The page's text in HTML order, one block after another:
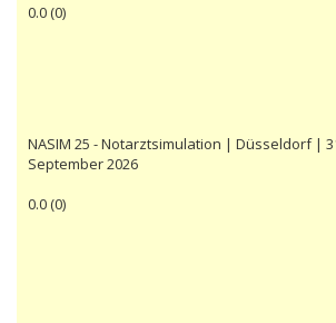
0.0(0)
NASIM 25 - Notarztsimulation | Düsseldorf |
September 2026
0.0(0)